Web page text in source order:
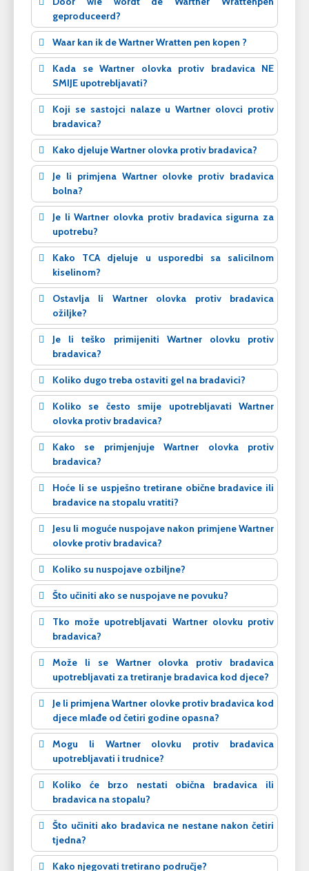
geproduceerd?
Waar kan ik de Wartner Wratten pen kopen ?
Kada se Wartner olovka protiv bradavica NE
SMIJE upotrebljavati?
Koji se sastojci nalaze u Wartner olovci protiv
bradavica?
Kako djeluje Wartner olovka protiv bradavica?
Je li primjena Wartner olovke protiv bradavica
bolna?
Je li Wartner olovka protiv bradavica sigurna za
upotrebu?
Kako TCA djeluje u usporedbi sa salicilnom
kiselinom?
Ostavlja li Wartner olovka protiv bradavica
ožiljke?
Je li teško primijeniti Wartner olovku protiv
bradavica?
Koliko dugo treba ostaviti gel na bradavici?
Koliko se često smije upotrebljavati Wartner
olovka protiv bradavica?
Kako se primjenjuje Wartner olovka protiv
bradavica?
Hoće li se uspješno tretirane obične bradavice ili
bradavice na stopalu vratiti?
Jesu li moguće nuspojave nakon primjene Wartner
olovke protiv bradavica?
Koliko su nuspojave ozbiljne?
Što učiniti ako se nuspojave ne povuku?
Tko može upotrebljavati Wartner olovku protiv
bradavica?
Može li se Wartner olovka protiv bradavica
upotrebljavati za tretiranje bradavica kod djece?
Je li primjena Wartner olovke protiv bradavica kod
djece mlađe od četiri godine opasna?
Mogu li Wartner olovku protiv bradavica
upotrebljavati i trudnice?
Koliko će brzo nestati obična bradavica ili
bradavica na stopalu?
Što učiniti ako bradavica ne nestane nakon četiri
tjedna?
Kako njegovati tretirano područje?